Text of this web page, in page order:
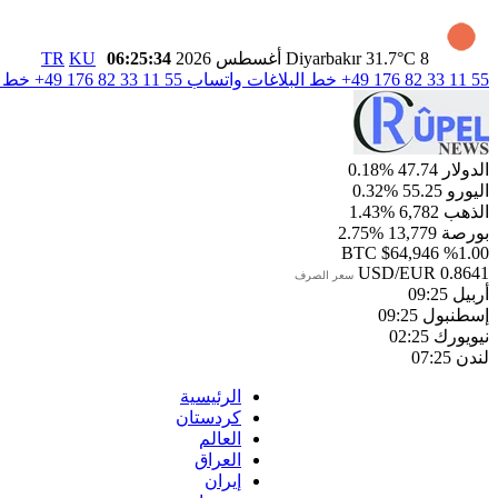
Diyarbakır 31.7°C 8 أغسطس 2026 06:25:35
TR KU
+49 176 82 33 11 55 خط البلاغات واتساب +49 176 82 33 11 55 خط
الدولار 47.74
%0.18
اليورو 55.25
%0.32
الذهب 6,782
%1.43
بورصة 13,779
%2.75
BTC $64,946 %1.00
USD/EUR 0.8641 سعر الصرف
أربيل 09:25
إسطنبول 09:25
نيويورك 02:25
لندن 07:25
الرئيسية
كردستان
العالم
العراق
إيران